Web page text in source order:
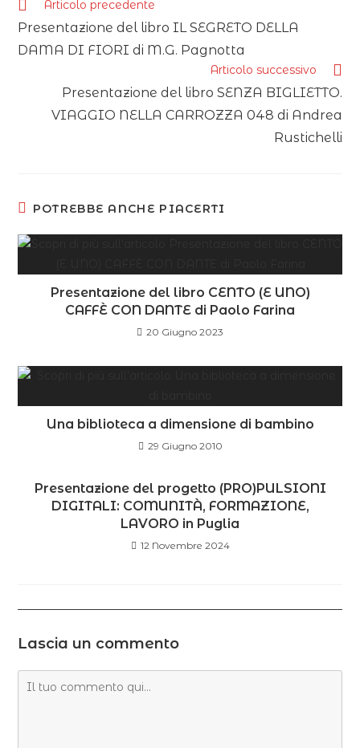
Articolo precedente
Presentazione del libro IL SEGRETO DELLA
DAMA DI FIORI di M.G. Pagnotta
Articolo successivo
Presentazione del libro SENZA BIGLIETTO.
VIAGGIO NELLA CARROZZA 048 di Andrea
Rustichelli
POTREBBE ANCHE PIACERTI
Presentazione del libro CENTO (E UNO)
CAFFÈ CON DANTE di Paolo Farina
20 Giugno 2023
Una biblioteca a dimensione di bambino
29 Giugno 2010
Presentazione del progetto (PRO)PULSIONI
DIGITALI: COMUNITÀ, FORMAZIONE,
LAVORO in Puglia
12 Novembre 2024
Lascia un commento